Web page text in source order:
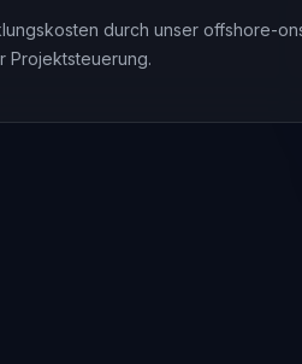
durch unser offshore-
Projektsteuerung.